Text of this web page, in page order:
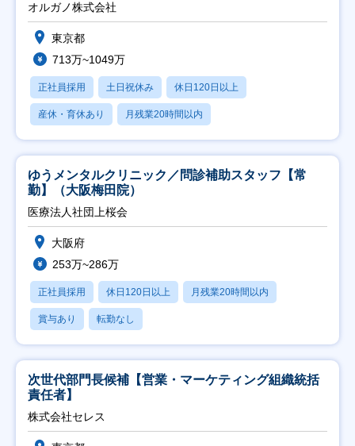
オルガノ株式会社
東京都
713万~1049万
正社員採用 土日祝休み 休日120日以上
産休・育休あり 月残業20時間以内
ゆうメンタルクリニック／問診補助スタッフ【常
勤】（大阪梅田院）
医療法人社団上桜会
大阪府
253万~286万
正社員採用 休日120日以上 月残業20時間以内
賞与あり 転勤なし
次世代部門長候補【営業・マーケティング組織統括
責任者】
株式会社セレス